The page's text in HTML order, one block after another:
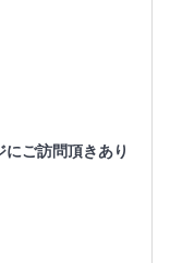
にご訪問頂きあり